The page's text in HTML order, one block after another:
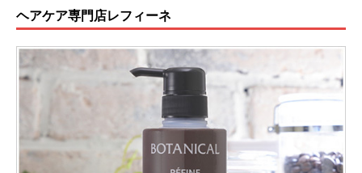
ヘアケア専門店レフィーネ